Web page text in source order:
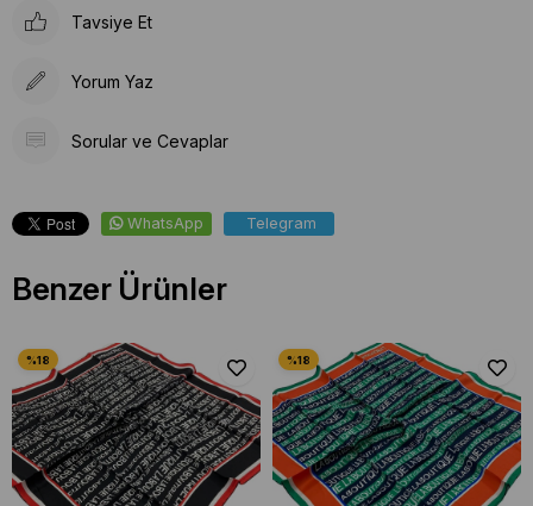
Tavsiye Et
Yorum Yaz
Sorular ve Cevaplar
WhatsApp Telegram
Benzer Ürünler